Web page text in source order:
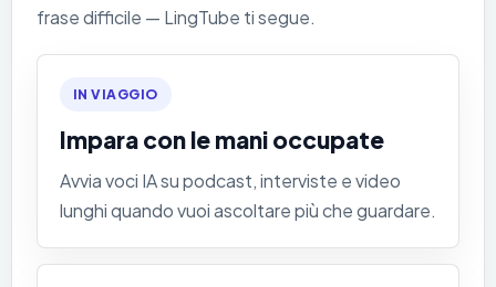
frase difficile — LingTube ti segue.
IN VIAGGIO
Impara con le mani occupate
Avvia voci IA su podcast, interviste e video
lunghi quando vuoi ascoltare più che guardare.